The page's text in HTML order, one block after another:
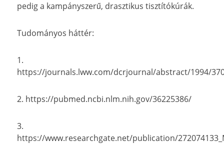
pedig a kampányszerű, drasztikus tisztítókúrák.
Tudományos háttér:
1.
https://journals.lww.com/dcrjournal/abstract/1994/
2. https://pubmed.ncbi.nlm.nih.gov/36225386/
3.
https://www.researchgate.net/publication/